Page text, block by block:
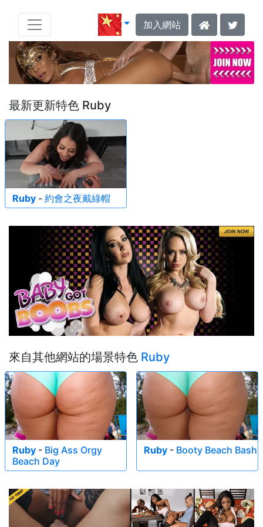
加入網站
最新更新特色 Ruby
Ruby - 約會之夜戴綠帽
來自其他網站的場景特色 Ruby
Ruby - Big Ass Orgy
Beach Day
Ruby - Booty Beach Bash